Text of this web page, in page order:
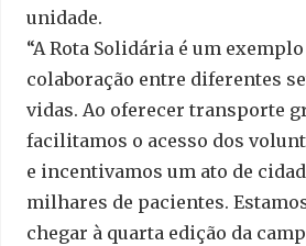
unidade.
“A Rota Solidária é um
colaboração entre diferentes
vidas. Ao oferecer transporte
facilitamos o acesso dos
e incentivamos um ato de
milhares de pacientes.
chegar à quarta edição da